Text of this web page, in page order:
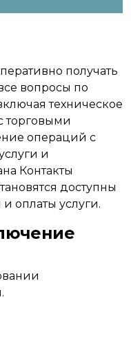
получать
вопросы по
техническое
торговыми
операций с
и
Контакты
доступны
оплаты услуги.